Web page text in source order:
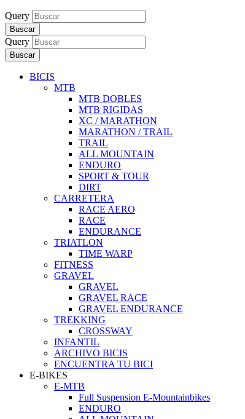
Query
Buscar
Query
Buscar
BICIS
MTB
MTB DOBLES
MTB RIGIDAS
XC / MARATHON
MARATHON / TRAIL
TRAIL
ALL MOUNTAIN
ENDURO
SPORT & TOUR
DIRT
CARRETERA
RACE AERO
RACE
ENDURANCE
TRIATLON
TIME WARP
FITNESS
GRAVEL
GRAVEL
GRAVEL RACE
GRAVEL ENDURANCE
TREKKING
CROSSWAY
INFANTIL
ARCHIVO BICIS
ENCUENTRA TU BICI
E-BIKES
E-MTB
Full Suspension E-Mountainbikes
ENDURO